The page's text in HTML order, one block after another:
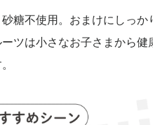
糖不使用。おまけにしっ
ツは小さなお子さまから